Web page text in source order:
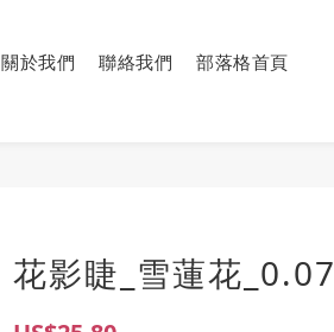
關於我們 聯絡我們
部落格首頁
花影睫_雪蓮花_0.07